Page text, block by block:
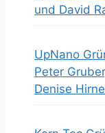
und David
UpNano
Peter
Denise